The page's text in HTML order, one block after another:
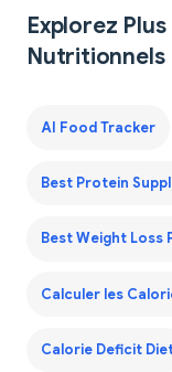
Explorez
Nutritionnels
AI Food Tracker
Best Protein
Best Weight Loss
Calculer les
Calorie Deficit